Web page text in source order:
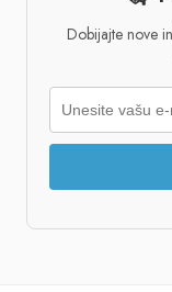
Dobijajte nove